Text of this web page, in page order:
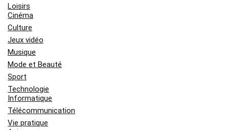
Loisirs
Cinéma
Culture
Jeux vidéo
Musique
Mode et Beauté
Sport
Technologie
Informatique
Télécommunication
Vie pratique